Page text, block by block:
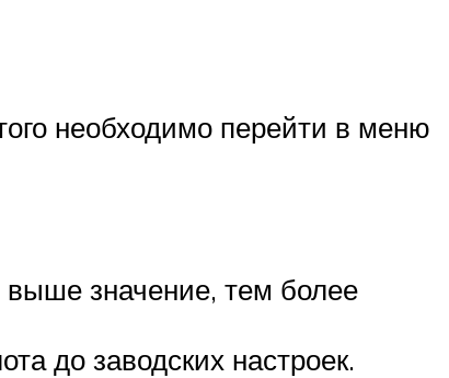
необходимо перейти в меню
выше значение, тем более
до заводских настроек.